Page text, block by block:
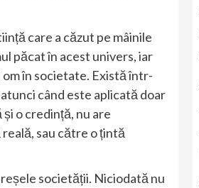
care a căzut pe mâinile
păcat în acest univers, iar
în societate. Există într-
când este aplicată doar
o credință, nu are
sau către o țintă
societății. Niciodată nu